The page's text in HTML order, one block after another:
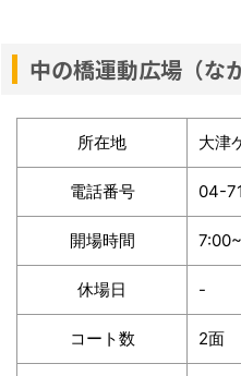
中の橋運動広場（な
所在地 大津
電話番号 04-
開場時間
休場日 -
コート数 2面